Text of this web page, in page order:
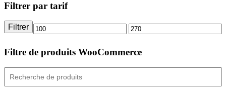
Filtrer par tarif
Prix Prix
Filtrer
Filtre de produits WooCommerce